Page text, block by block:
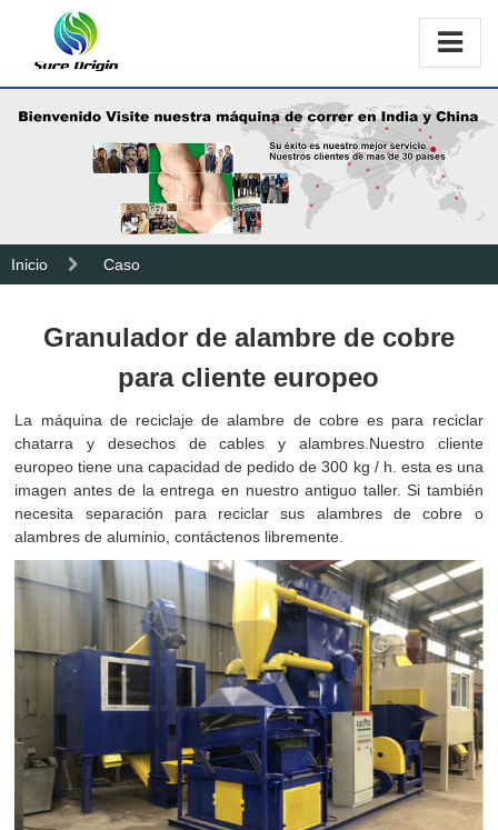
Inicio Caso
Granulador de alambre de cobre
para cliente europeo
La máquina de reciclaje de alambre de cobre es para reciclar
chatarra y desechos de cables y alambres.Nuestro cliente
europeo tiene una capacidad de pedido de 300 kg / h. esta es una
imagen antes de la entrega en nuestro antiguo taller. Si también
necesita separación para reciclar sus alambres de cobre o
alambres de aluminio, contáctenos libremente.